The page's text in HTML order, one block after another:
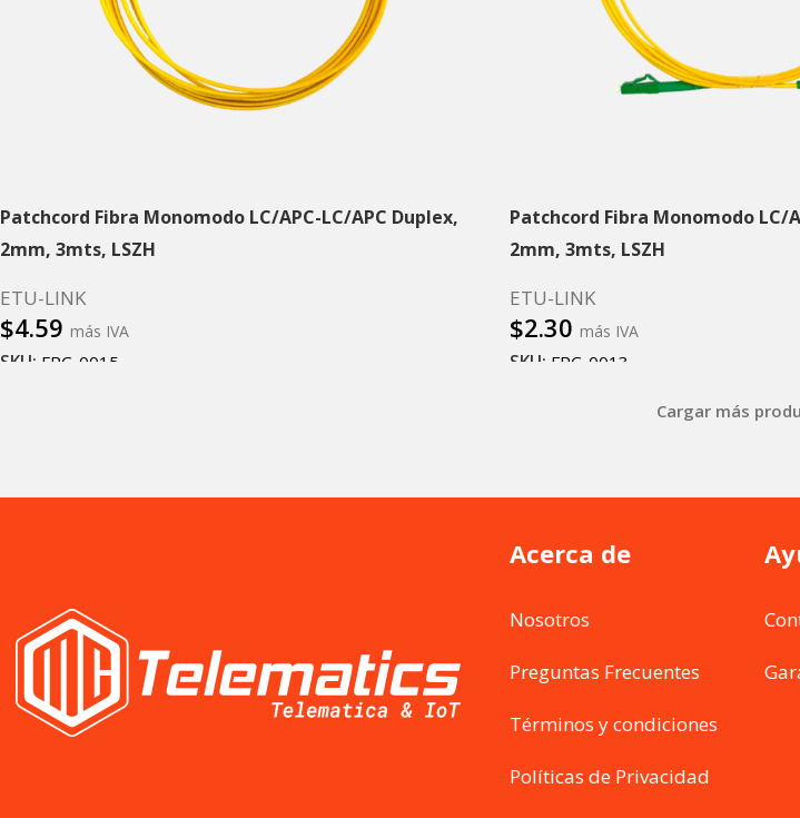
Patchcord Fibra Monomodo LC/APC-LC/APC Duplex,
2mm, 3mts, LSZH
ETU-LINK
$4.59 más IVA
SKU: FPC-0015
Patchcord Fibra Monomodo LC/
2mm, 3mts, LSZH
ETU-LINK
$2.30 más IVA
SKU: FPC-0013
Cargar más
Acerca de
Nosotros
Preguntas Frecuentes
Términos y condiciones
Políticas de Privacidad